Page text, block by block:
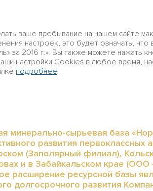
Стратегический
отчет
минерально-сырьевая база
развития первоклассных
(Заполярный филиал),
и в Забайкальском крае (ООО
расширение ресурсной базы
долгосрочного развития
ваше пребывание на нашем сайте
настроек, это будет означать, что
за 2016 г.». Вы также можете нажать
настройки Cookies в любое время,
подробнее